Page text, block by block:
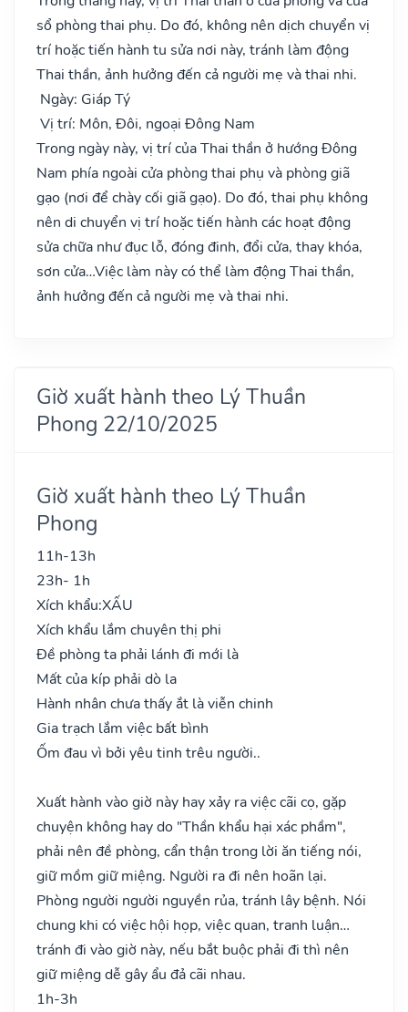
sổ phòng thai phụ. Do đó, không nên dịch chuyển vị
trí hoặc tiến hành tu sửa nơi này, tránh làm động
Thai thần, ảnh hưởng đến cả người mẹ và thai nhi.
Ngày: Giáp Tý
Vị trí: Môn, Đôi, ngoại Đông Nam
Trong ngày này, vị trí của Thai thần ở hướng Đông
Nam phía ngoài cửa phòng thai phụ và phòng giã
gạo (nơi để chày cối giã gạo). Do đó, thai phụ không
nên di chuyển vị trí hoặc tiến hành các hoạt động
sửa chữa như đục lỗ, đóng đinh, đổi cửa, thay khóa,
sơn cửa…Việc làm này có thể làm động Thai thần,
ảnh hưởng đến cả người mẹ và thai nhi.
Giờ xuất hành theo Lý Thuần
Phong 22/10/2025
Giờ xuất hành theo Lý Thuần
Phong
11h-13h
23h- 1h
Xích khẩu:XẤU
Xích khẩu lắm chuyên thị phi
Đề phòng ta phải lánh đi mới là
Mất của kíp phải dò la
Hành nhân chưa thấy ắt là viễn chinh
Gia trạch lắm việc bất bình
Ốm đau vì bởi yêu tinh trêu người..
Xuất hành vào giờ này hay xảy ra việc cãi cọ, gặp
chuyện không hay do "Thần khẩu hại xác phầm",
phải nên đề phòng, cẩn thận trong lời ăn tiếng nói,
giữ mồm giữ miệng. Người ra đi nên hoãn lại.
Phòng người người nguyền rủa, tránh lây bệnh. Nói
chung khi có việc hội họp, việc quan, tranh luận…
tránh đi vào giờ này, nếu bắt buộc phải đi thì nên
giữ miệng dễ gây ẩu đả cãi nhau.
1h-3h